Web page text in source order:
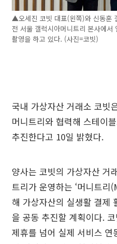
▲오세진 코빗 대표(왼쪽)와 신동훈
전 서울 갤럭시아머니트리 본사에
촬영을 하고 있다. (사진=코빗)
국내 가상자산 거래소 코빗
머니트리와 협력해 스테이
추진한다고 10일 밝혔다.
양사는 코빗의 가상자산 거
트리가 운영하는 ‘머니트
해 가상자산의 실생활 결제
을 공동 추진할 계획이다.
제휴를 넘어 실제 서비스 연